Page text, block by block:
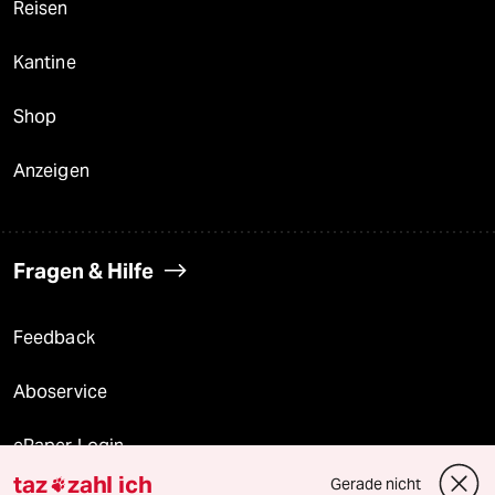
Reisen
Kantine
Shop
Anzeigen
Fragen & Hilfe
Feedback
Aboservice
ePaper Login
taz zahl ich Gerade nicht